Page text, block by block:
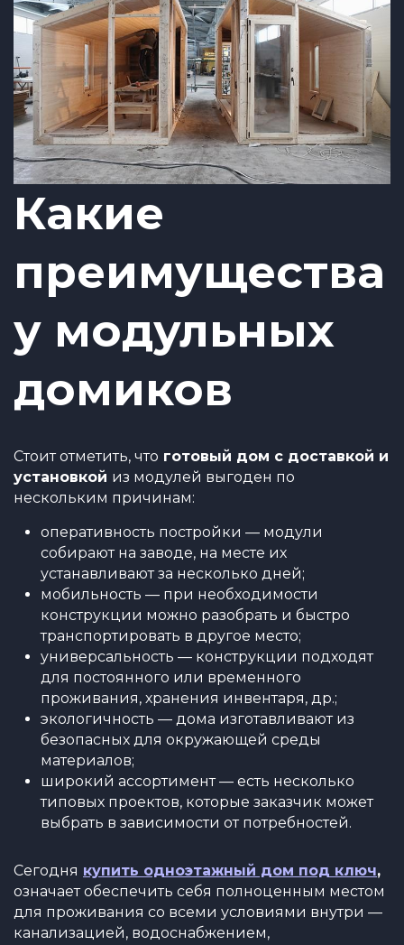
Какие
преимущества
у модульных
домиков
Стоит отметить, что готовый дом с доставкой и
установкой из модулей выгоден по
нескольким причинам:
оперативность постройки — модули
собирают на заводе, на месте их
устанавливают за несколько дней;
мобильность — при необходимости
конструкции можно разобрать и быстро
транспортировать в другое место;
универсальность — конструкции подходят
для постоянного или временного
проживания, хранения инвентаря, др.;
экологичность — дома изготавливают из
безопасных для окружающей среды
материалов;
широкий ассортимент — есть несколько
типовых проектов, которые заказчик может
выбрать в зависимости от потребностей.
Сегодня купить одноэтажный дом под ключ,
означает обеспечить себя полноценным местом
для проживания со всеми условиями внутри —
канализацией, водоснабжением,